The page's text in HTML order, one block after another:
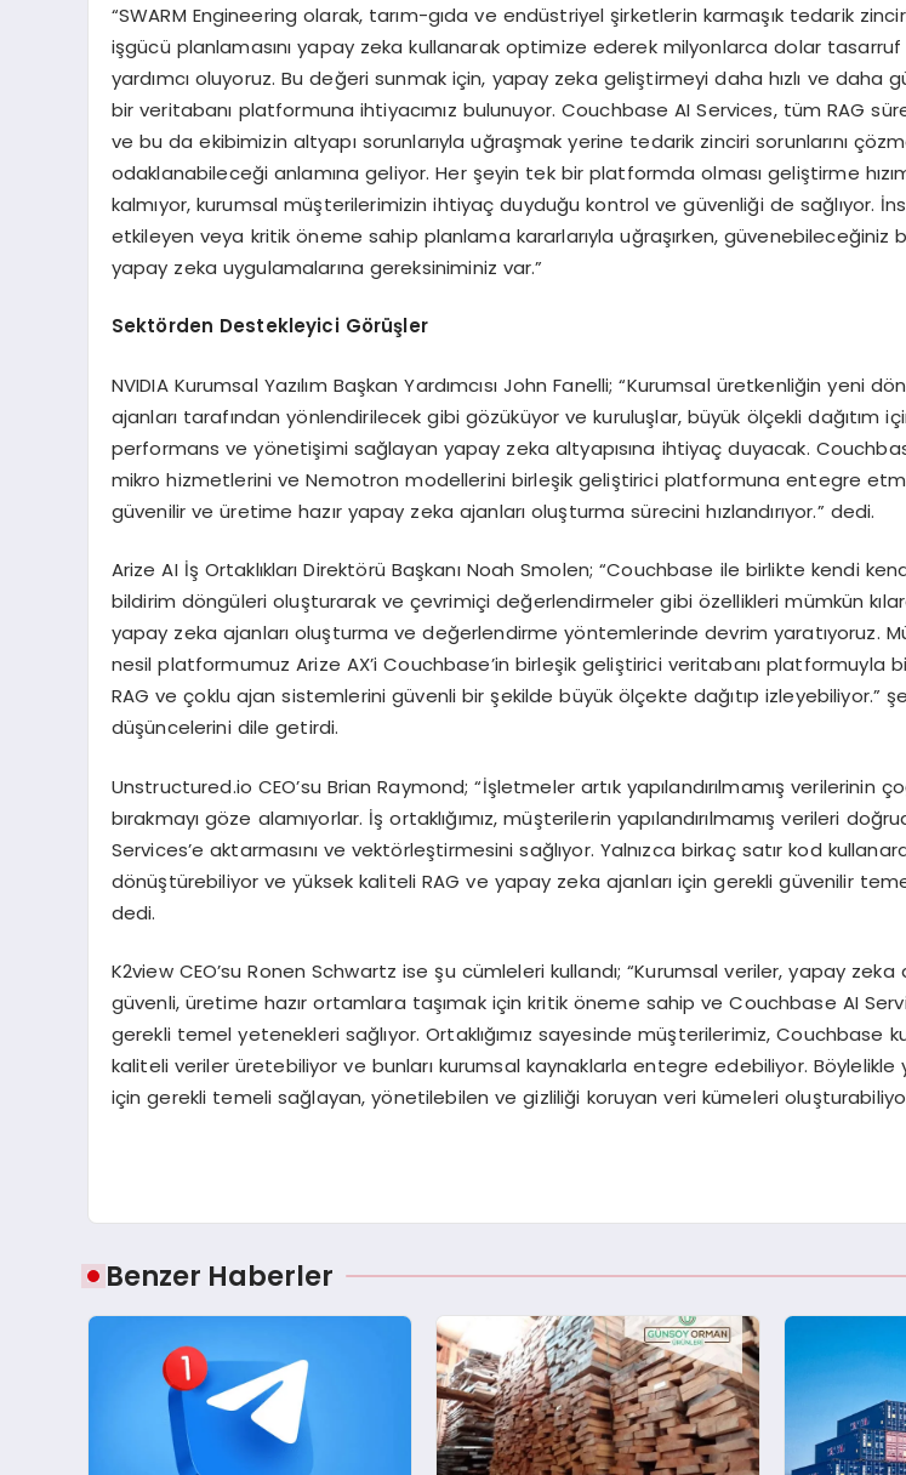
“SWARM Engineering olarak, tarım-gıda ve endüstriyel şirketlerin karmaşık tedarik
işgücü planlamasını yapay zeka kullanarak optimize ederek milyonlarca dolar
yardımcı oluyoruz. Bu değeri sunmak için, yapay zeka geliştirmeyi daha hızlı ve daha
bir veritabanı platformuna ihtiyacımız bulunuyor. Couchbase AI Services, tüm RAG
ve bu da ekibimizin altyapı sorunlarıyla uğraşmak yerine tedarik zinciri sorunlarını
odaklanabileceği anlamına geliyor. Her şeyin tek bir platformda olması geliştirme
kalmıyor, kurumsal müşterilerimizin ihtiyaç duyduğu kontrol ve güvenliği de sağlıyor.
etkileyen veya kritik öneme sahip planlama kararlarıyla uğraşırken, güvenebileceğiniz
yapay zeka uygulamalarına gereksiniminiz var.”
Sektörden Destekleyici Görüşler
NVIDIA Kurumsal Yazılım Başkan Yardımcısı John Fanelli; “Kurumsal üretkenliğin yeni
ajanları tarafından yönlendirilecek gibi gözüküyor ve kuruluşlar, büyük ölçekli dağıtım
performans ve yönetişimi sağlayan yapay zeka altyapısına ihtiyaç duyacak.
mikro hizmetlerini ve Nemotron modellerini birleşik geliştirici platformuna entegre
güvenilir ve üretime hazır yapay zeka ajanları oluşturma sürecini hızlandırıyor.” dedi.
Arize AI İş Ortaklıkları Direktörü Başkanı Noah Smolen; “Couchbase ile birlikte kendi
bildirim döngüleri oluşturarak ve çevrimiçi değerlendirmeler gibi özellikleri mümkün
yapay zeka ajanları oluşturma ve değerlendirme yöntemlerinde devrim yaratıyoruz.
nesil platformumuz Arize AX’i Couchbase’in birleşik geliştirici veritabanı platformuyla
RAG ve çoklu ajan sistemlerini güvenli bir şekilde büyük ölçekte dağıtıp izleyebiliyor.”
düşüncelerini dile getirdi.
Unstructured.io CEO’su Brian Raymond; “İşletmeler artık yapılandırılmamış verilerinin
bırakmayı göze alamıyorlar. İş ortaklığımız, müşterilerin yapılandırılmamış verileri
Services’e aktarmasını ve vektörleştirmesini sağlıyor. Yalnızca birkaç satır kod
dönüştürebiliyor ve yüksek kaliteli RAG ve yapay zeka ajanları için gerekli güvenilir
dedi.
K2view CEO’su Ronen Schwartz ise şu cümleleri kullandı; “Kurumsal veriler, yapay zeka
güvenli, üretime hazır ortamlara taşımak için kritik öneme sahip ve Couchbase AI
gerekli temel yetenekleri sağlıyor. Ortaklığımız sayesinde müşterilerimiz, Couchbase
kaliteli veriler üretebiliyor ve bunları kurumsal kaynaklarla entegre edebiliyor. Böylelikle
için gerekli temeli sağlayan, yönetilebilen ve gizliliği koruyan veri kümeleri
Benzer Haberler